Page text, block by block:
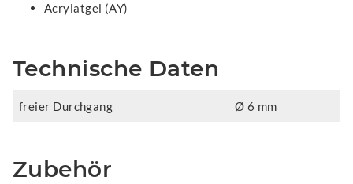
Acrylatgel (AY)
Technische Daten
freier Durchgang Ø 6 mm
Zubehör